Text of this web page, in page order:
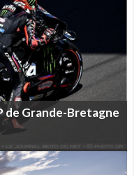
de Grande-Bretagne